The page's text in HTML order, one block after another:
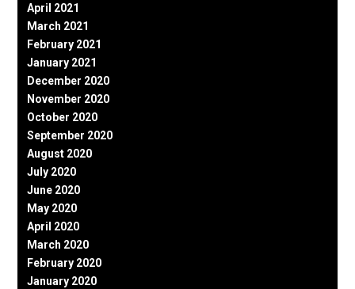
April 2021
March 2021
February 2021
January 2021
December 2020
November 2020
October 2020
September 2020
August 2020
July 2020
June 2020
May 2020
April 2020
March 2020
February 2020
January 2020